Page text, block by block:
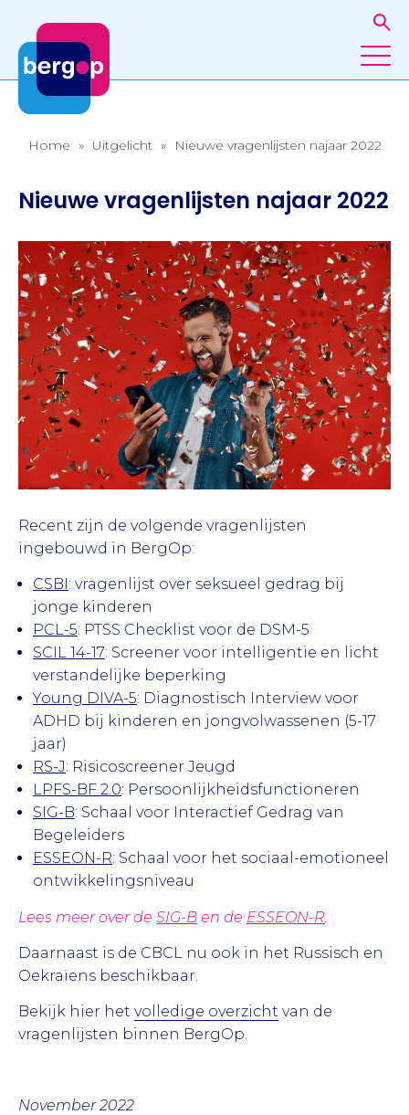
Home » Uitgelicht » Nieuwe vragenlijsten najaar 2022
Nieuwe vragenlijsten najaar 2022
Recent zijn de volgende vragenlijsten
ingebouwd in BergOp:
CSBI: vragenlijst over seksueel gedrag bij
jonge kinderen
PCL-5: PTSS Checklist voor de DSM-5
SCIL 14-17: Screener voor intelligentie en licht
verstandelijke beperking
Young DIVA-5: Diagnostisch Interview voor
ADHD bij kinderen en jongvolwassenen (5-17
jaar)
RS-J: Risicoscreener Jeugd
LPFS-BF 2.0: Persoonlijkheidsfunctioneren
SIG-B: Schaal voor Interactief Gedrag van
Begeleiders
ESSEON-R: Schaal voor het sociaal-emotioneel
ontwikkelingsniveau
Lees meer over de SIG-B en de ESSEON-R.
Daarnaast is de CBCL nu ook in het Russisch en
Oekraïens beschikbaar.
Bekijk hier het volledige overzicht van de
vragenlijsten binnen BergOp.
November 2022